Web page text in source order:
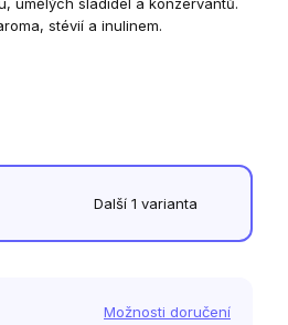
stévií a inulinem.
Další 1 varianta
Možnosti doručení